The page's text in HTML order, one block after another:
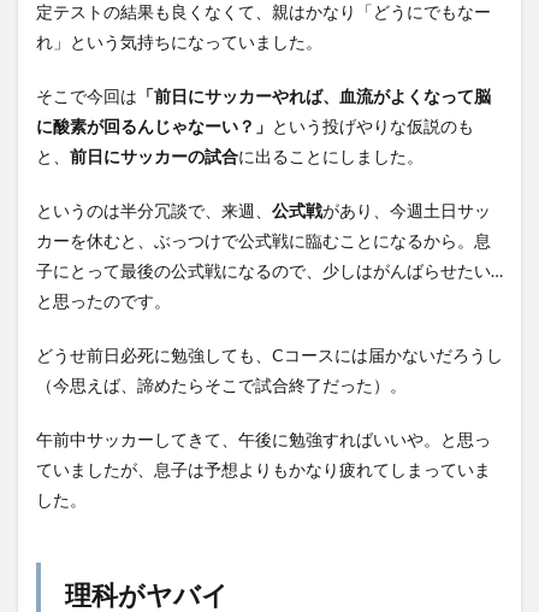
定テストの結果も良くなくて、親はかなり「どうにでもなー
れ」という気持ちになっていました。
そこで今回は 「前日にサッカーやれば、血流がよくなって脳
に酸素が回るんじゃなーい？」 という投げやりな仮説のも
と、 前日にサッカーの試合に出ることにしました。
というのは半分冗談で、来週、 公式戦があり、今週土日サッ
カーを休むと、ぶっつけで公式戦に臨むことになるから。息
子にとって最後の公式戦になるので、少しはがんばらせたい…
と思ったのです。
どうせ前日必死に勉強しても、Cコースには届かないだろうし
（今思えば、諦めたらそこで試合終了だった）。
午前中サッカーしてきて、午後に勉強すればいいや。と思っ
ていましたが、息子は予想よりもかなり疲れてしまっていま
した。
理科がヤバイ